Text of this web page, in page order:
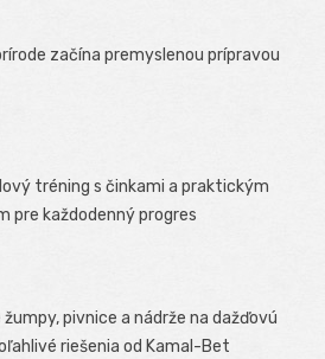
začína premyslenou prípravou
tréning s činkami a praktickým
pre každodenný progres
pivnice a nádrže na dažďovú
riešenia od Kamal-Bet